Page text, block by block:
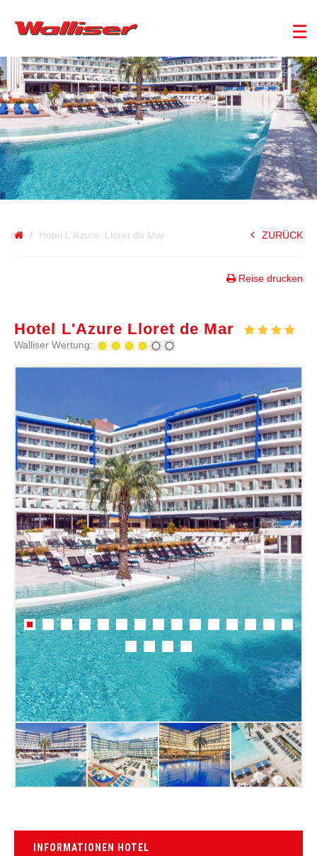
SPANIEN
Hotel L'Azure, Lloret de Mar ZURÜCK
Reise drucken
Hotel L'Azure Lloret de Mar
Walliser Wertung:
INFORMATIONEN HOTEL